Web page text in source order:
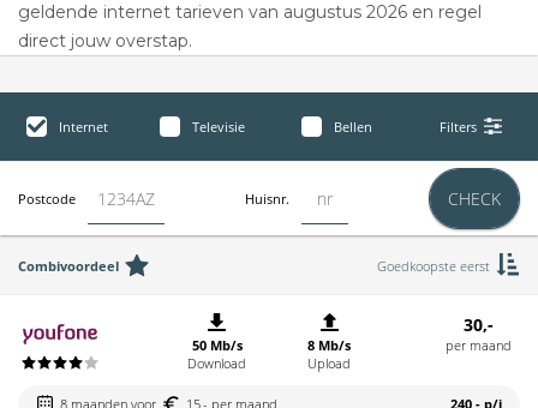
geldende internet tarieven van augustus 2026 en regel
direct jouw overstap.
Internet Televisie Bellen Filters
Postcode Huisnr. CHECK
Combivoordeel Goedkoopste eerst
50 Mb/s
Download
8 Mb/s
Upload
30,-
per maand
8 maanden voor 15,- per maand 240,- p/j